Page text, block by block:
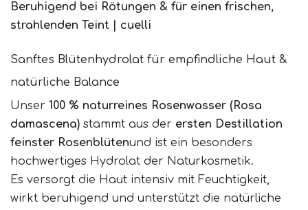
Beruhigend bei Rötungen & für einen frischen,
strahlenden Teint | cuelli
Sanftes Blütenhydrolat für empfindliche Haut &
natürliche Balance
Unser 100 % naturreines Rosenwasser (Rosa
damascena) stammt aus der ersten Destillation
feinster Rosenblütenund ist ein besonders
hochwertiges Hydrolat der Naturkosmetik.
Es versorgt die Haut intensiv mit Feuchtigkeit,
wirkt beruhigend und unterstützt die natürliche